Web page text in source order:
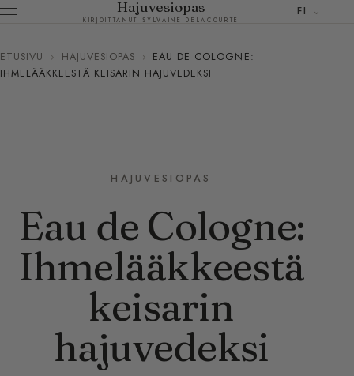
Hajuvesiopas
KIRJOITTANUT SYLVAINE DELACOURTE
FI
ETUSIVU › HAJUVESIOPAS › EAU DE COLOGNE:
IHMELÄÄKKEESTÄ KEISARIN HAJUVEDEKSI
HAJUVESIOPAS
Eau de Cologne:
Ihmelääkkeestä
keisarin
hajuvedeksi